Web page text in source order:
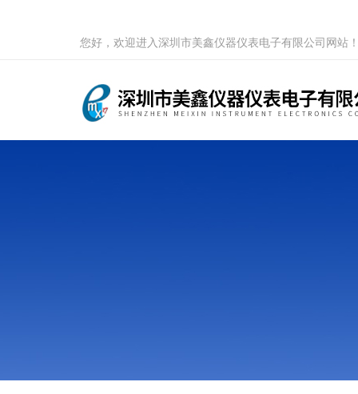
您好，欢迎进入深圳市美鑫仪器仪表电子有限公司网站